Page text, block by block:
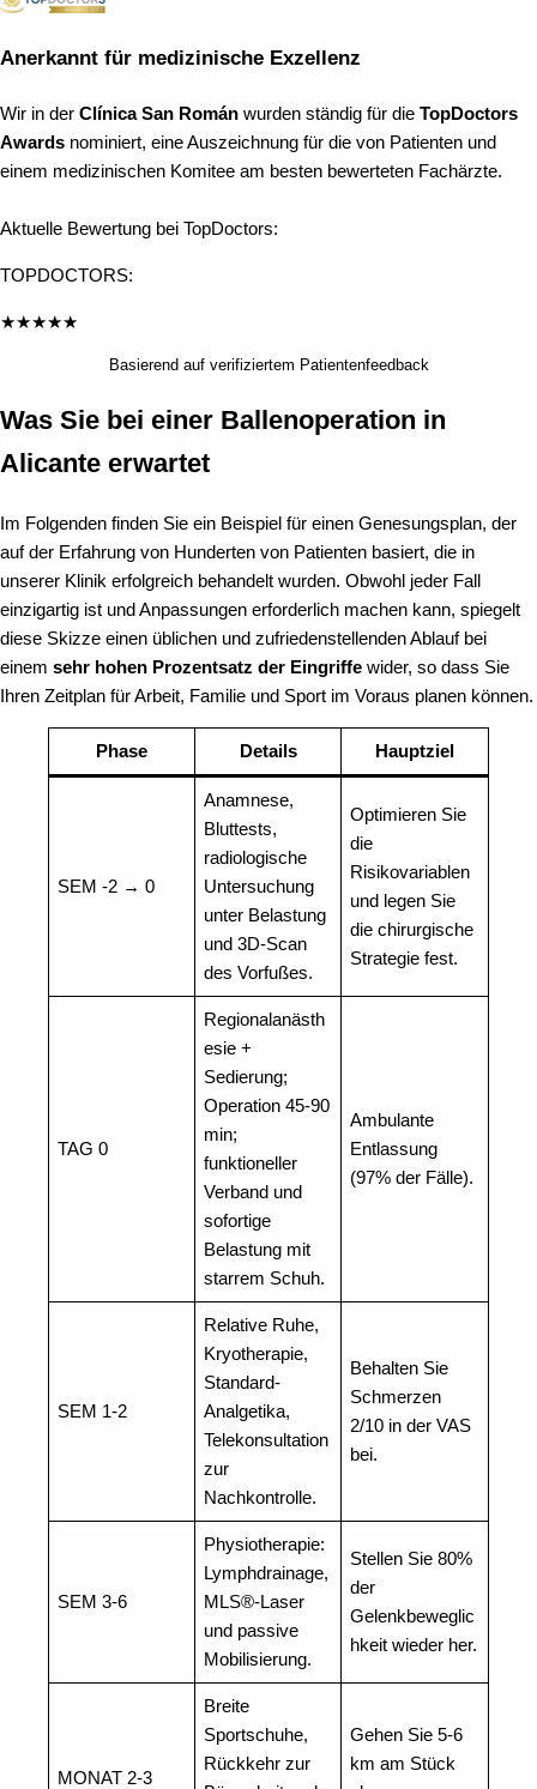
Anerkannt für medizinische Exzellenz
Wir in der Clínica San Román wurden ständig für die TopDoctors
Awards nominiert, eine Auszeichnung für die von Patienten und
einem medizinischen Komitee am besten bewerteten Fachärzte.
Aktuelle Bewertung bei TopDoctors:
TOPDOCTORS:
★★★★★
Basierend auf verifiziertem Patientenfeedback
Was Sie bei einer Ballenoperation in
Alicante erwartet
Im Folgenden finden Sie ein Beispiel für einen Genesungsplan, der
auf der Erfahrung von Hunderten von Patienten basiert, die in
unserer Klinik erfolgreich behandelt wurden. Obwohl jeder Fall
einzigartig ist und Anpassungen erforderlich machen kann, spiegelt
diese Skizze einen üblichen und zufriedenstellenden Ablauf bei
einem sehr hohen Prozentsatz der Eingriffe wider, so dass Sie
Ihren Zeitplan für Arbeit, Familie und Sport im Voraus planen können.
Phase Details Hauptziel
SEM -2 → 0
Anamnese,
Bluttests,
radiologische
Untersuchung
unter Belastung
und 3D-Scan
des Vorfußes.
Optimieren Sie
die
Risikovariablen
und legen Sie
die chirurgische
Strategie fest.
TAG 0
Regionalanästh
esie +
Sedierung;
Operation 45-90
min;
funktioneller
Verband und
sofortige
Belastung mit
starrem Schuh.
Ambulante
Entlassung
(97% der Fälle).
SEM 1-2
Relative Ruhe,
Kryotherapie,
Standard-
Analgetika,
Telekonsultation
zur
Nachkontrolle.
Behalten Sie
Schmerzen
2/10 in der VAS
bei.
SEM 3-6
Physiotherapie:
Lymphdrainage,
MLS®-Laser
und passive
Mobilisierung.
Stellen Sie 80%
der
Gelenkbeweglic
hkeit wieder her.
MONAT 2-3
Breite
Sportschuhe,
Rückkehr zur
Gehen Sie 5-6
km am Stück